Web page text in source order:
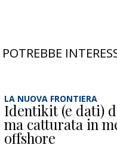
POTREBBE
LA NUOVA FRONTIERA
Identikit (e dati)
ma catturata in
offshore